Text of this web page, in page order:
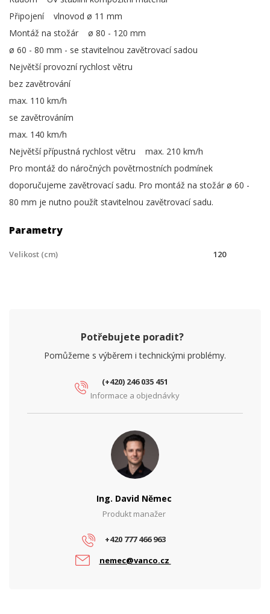
Připojení vlnovod ø 11 mm
Montáž na stožár ø 80 - 120 mm
ø 60 - 80 mm - se stavitelnou zavětrovací sadou
Největší provozní rychlost větru
bez zavětrování
max. 110 km/h
se zavětrováním
max. 140 km/h
Největší přípustná rychlost větru max. 210 km/h
Pro montáž do náročných povětrnostních podmínek
doporučujeme zavětrovací sadu. Pro montáž na stožár ø 60 -
80 mm je nutno použít stavitelnou zavětrovací sadu.
Parametry
Velikost (cm) 120
Potřebujete poradit?
Pomůžeme s výběrem i technickými problémy.
(+420) 246 035 451
Informace a objednávky
Ing. David Němec
Produkt manažer
+420 777 466 963
nemec@vanco.cz